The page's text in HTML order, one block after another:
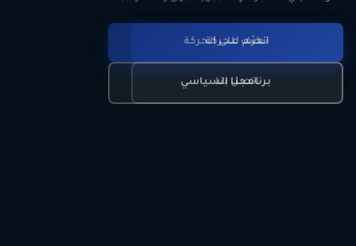
تعرّف على الحركة
برنامجنا السياسي
انضم للحركة
اتصل بنا